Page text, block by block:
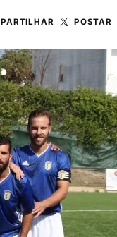
PARTILHAR POSTAR